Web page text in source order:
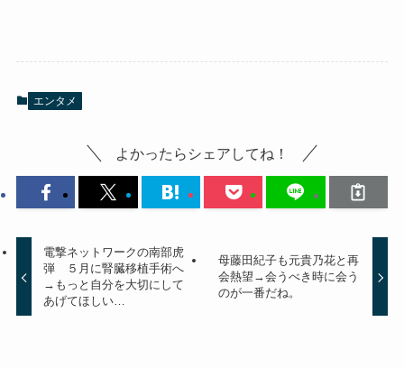
エンタメ
よかったらシェアしてね！
電撃ネットワークの南部虎
弾 ５月に腎臓移植手術へ
→もっと自分を大切にして
あげてほしい…
母藤田紀子も元貴乃花と再
会熱望→会うべき時に会う
のが一番だね。